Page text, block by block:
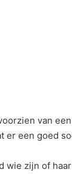
van
er een goed
wie zijn of